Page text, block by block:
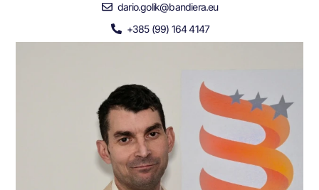
dario.golik@bandiera.eu
+385 (99) 164 4147